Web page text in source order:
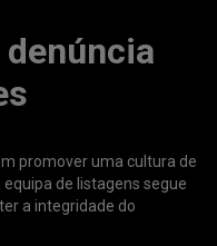
promover uma cultura de
de listagens segue
a integridade do